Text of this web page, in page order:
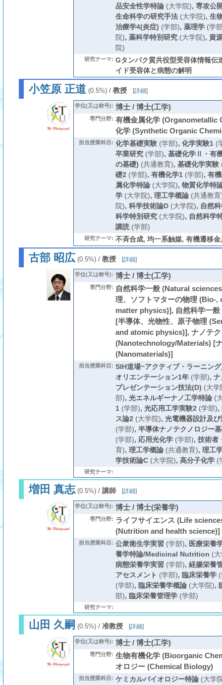
品安全性学特論(大学院), 専攻公
生命科学の研究手法(大学院), 生
治療学4(炎症) (学部), 薬理学(学
院), 薬科学特別研究(大学院), 資
院)
研究テーマ: Gタンパク質共役型受容体情報伝
イド受容体と病態の解明
小笠原 正道(0.5%)/ 教授 [詳細]
学位(又は称号): 博士 / 博士(工学)
専門分野: 有機金属化学 (Organometallic
化学 (Synthetic Organic
担当授業科目: 化学基礎実験(学部), 化学実験1(
卒業研究(学部), 基礎化学Ⅱ・有
の基礎) (共通教育), 基礎化学実験
礎2 (学部), 有機化学1(学部), 有
属化学特論(大学院), 物質化学特
学(大学院), 理工学概論(共通教育
院), 科学技術論D(大学院), 自然
科学特別研究(大学院), 自然科学
講読(学部)
研究テーマ: 不斉合成, 均一系触媒, 有機遷移金
古部 昭広(0.5%)/ 教授 [詳細]
学位(又は称号): 博士 / 博士(工学)
専門分野: 自然科学一般 (Natural
理、ソフトマターの物理 (Bio-
matter physics)], 自然科学一
[半導体、光物性、原子物理
and atomic physics)], ナノテク
(Nanotechnology/Materials) [
(Nanomaterials)]
担当授業科目: SIH道場~アクティブ・ラーニン
オリエンテーション1年(学部), ナ
プレゼンテーション技法(D) (大学
部), 光エネルギーナノ工学特論(
1(学部), 光応用工学実験2 (学部),
ス論2 (大学院), 光電機器設計及び
(学部), 半導体ナノテクノロジー
(学部), 応用光化学(学部), 技術者
育), 理工学概論(共通教育), 理工
学技術論C(大学院), 高分子化学(
研究テーマ:
増田 真志(0.5%)/ 講師 [詳細]
学位(又は称号): 博士 / 博士(栄養学)
専門分野: ライフサイエンス (Life
(Nutrition and health science)]
担当授業科目: 公衆衛生学実習(学部), 医療栄養
養学特論/Medicinal Nutrition (
病態栄養学実習(学部), 経腸栄養
アセスメント (学部), 臨床栄養学(
(学部), 臨床栄養学概論(大学院),
部), 臨床栄養管理学(学部)
研究テーマ:
山田 久嗣 (0.5%)/ 准教授 [詳細]
学位(又は称号): 博士 / 博士(工学)
専門分野: 生物有機化学 (Bioorganic
オロジー (Chemical Biology)
担当授業科目: ケミカルバイオロジー特論(大学